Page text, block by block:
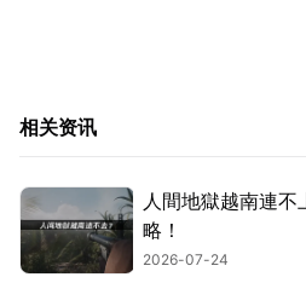
相关资讯
人間地獄越南連
略！
2026-07-24